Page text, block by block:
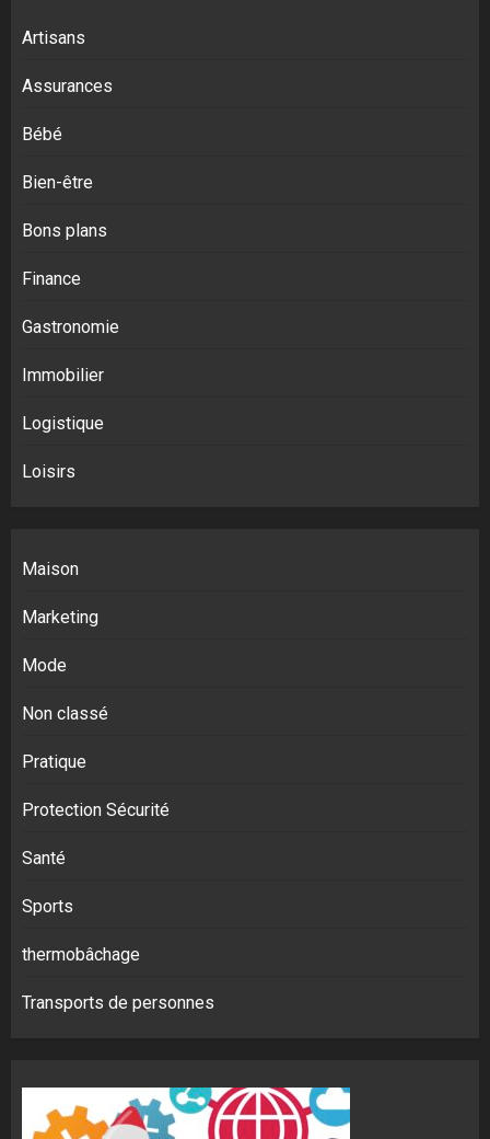
Artisans
Assurances
Bébé
Bien-être
Bons plans
Finance
Gastronomie
Immobilier
Logistique
Loisirs
Maison
Marketing
Mode
Non classé
Pratique
Protection Sécurité
Santé
Sports
thermobâchage
Transports de personnes